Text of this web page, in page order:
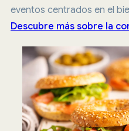
eventos centrados en el
Descubre más sobre la